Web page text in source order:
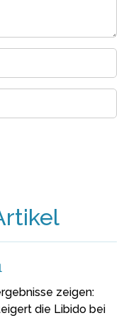
zeigen:
die Libido bei